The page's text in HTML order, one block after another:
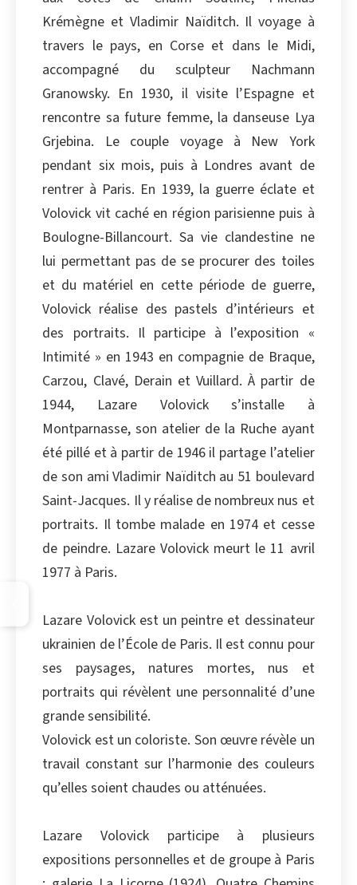
Krémègne et Vladimir Naïditch. Il voyage à
travers le pays, en Corse et dans le Midi,
accompagné du sculpteur Nachmann
Granowsky. En 1930, il visite l’Espagne et
rencontre sa future femme, la danseuse Lya
Grjebina. Le couple voyage à New York
pendant six mois, puis à Londres avant de
rentrer à Paris. En 1939, la guerre éclate et
Volovick vit caché en région parisienne puis à
Boulogne-Billancourt. Sa vie clandestine ne
lui permettant pas de se procurer des toiles
et du matériel en cette période de guerre,
Volovick réalise des pastels d’intérieurs et
des portraits. Il participe à l’exposition «
Intimité » en 1943 en compagnie de Braque,
Carzou, Clavé, Derain et Vuillard. À partir de
1944, Lazare Volovick s’installe à
Montparnasse, son atelier de la Ruche ayant
été pillé et à partir de 1946 il partage l’atelier
de son ami Vladimir Naïditch au 51 boulevard
Saint-Jacques. Il y réalise de nombreux nus et
portraits. Il tombe malade en 1974 et cesse
de peindre. Lazare Volovick meurt le 11 avril
1977 à Paris.
Lazare Volovick est un peintre et dessinateur
ukrainien de l’École de Paris. Il est connu pour
ses paysages, natures mortes, nus et
portraits qui révèlent une personnalité d’une
grande sensibilité.
Volovick est un coloriste. Son œuvre révèle un
travail constant sur l’harmonie des couleurs
qu’elles soient chaudes ou atténuées.
Lazare Volovick participe à plusieurs
expositions personnelles et de groupe à Paris